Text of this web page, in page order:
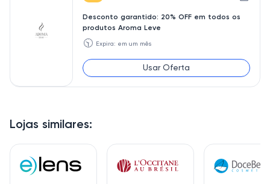
Lojas similares:
Desconto garantido: 20% OFF em todos os
produtos Aroma Leve
🕥 Expira: em um mês
Usar Oferta